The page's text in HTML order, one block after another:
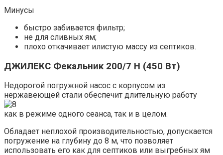
Минусы
быстро забивается фильтр;
не для сливных ям;
плохо откачивает илистую массу из септиков.
ДЖИЛЕКС Фекальник 200/7 Н (450 Вт)
Недорогой погружной насос с корпусом из
нержавеющей стали обеспечит длительную работу
как в режиме одного сеанса, так и в целом.
Обладает неплохой производительностью, допускается
погружение на глубину до 8 м, что позволяет
использовать его как для септиков или выгребных ям